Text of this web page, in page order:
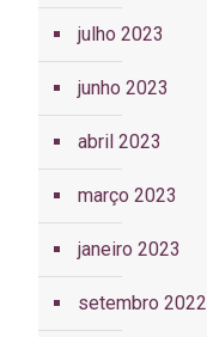
julho 2023
junho 2023
abril 2023
março 2023
janeiro 2023
setembro 2022